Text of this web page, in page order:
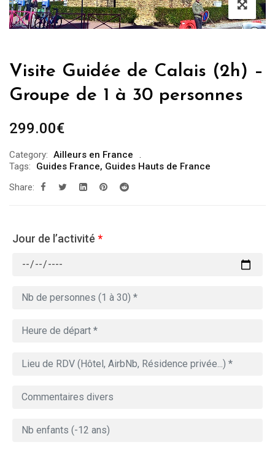
Visite Guidée de Calais (2h) –
Groupe de 1 à 30 personnes
299.00€
Category: Ailleurs en France
Tags:
Guides France, Guides Hauts de France
Share:
Jour de l’activité *